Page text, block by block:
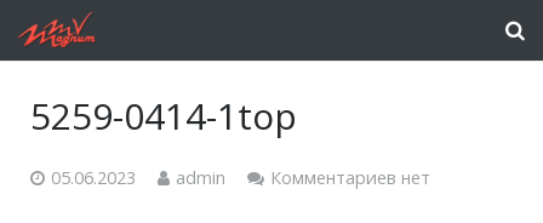
5259-0414-1top
05.06.2023 admin Комментариев нет